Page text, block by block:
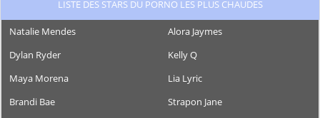
LISTE DES STARS DU PORNO LES PLUS CHAUDES
Natalie Mendes
Alora Jaymes
Dylan Ryder
Kelly Q
Maya Morena
Lia Lyric
Brandi Bae
Strapon Jane